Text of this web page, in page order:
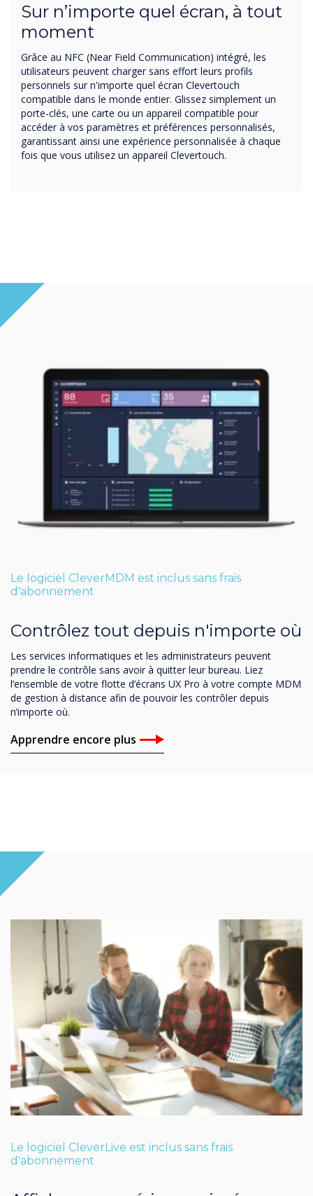
Sur n’importe quel écran, à tout
moment
Grâce au NFC (Near Field Communication) intégré, les
utilisateurs peuvent charger sans effort leurs profils
personnels sur n'importe quel écran Clevertouch
compatible dans le monde entier. Glissez simplement un
porte-clés, une carte ou un appareil compatible pour
accéder à vos paramètres et préférences personnalisés,
garantissant ainsi une expérience personnalisée à chaque
fois que vous utilisez un appareil Clevertouch.
Le logiciel CleverMDM est inclus sans frais
d'abonnement
Contrôlez tout depuis n'importe où
Les services informatiques et les administrateurs peuvent
prendre le contrôle sans avoir à quitter leur bureau. Liez
l’ensemble de votre flotte d’écrans UX Pro à votre compte MDM
de gestion à distance afin de pouvoir les contrôler depuis
n’importe où.
Apprendre encore plus
Le logiciel CleverLive est inclus sans frais
d'abonnement